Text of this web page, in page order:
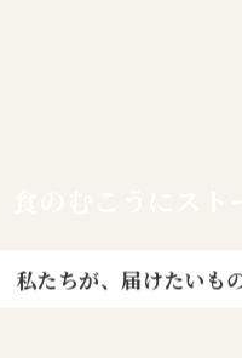
私たちが、届けたいも